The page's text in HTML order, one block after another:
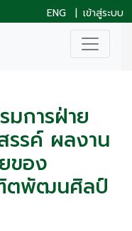
ENG | เข้าสู่ระบบ
มการฝ่าย
รรค์ ผลงาน
ของ
ตพัฒนศิลป์